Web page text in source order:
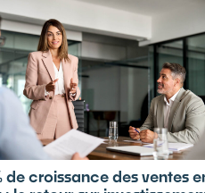
de croissance des ventes